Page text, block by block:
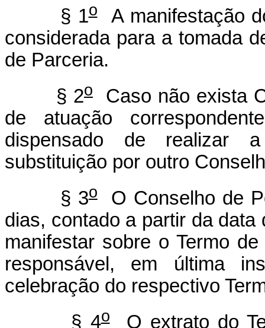
§ 1oA manifestação
considerada para a tomada
de Parceria.
§ 2o
Caso não exista
de atuação
dispensado de realizar
substituição por outro
§ 3oO Conselho de
dias, contado a partir da
manifestar sobre o Termo
responsável, em última
celebração do respectivo
§ 4oO extrato do